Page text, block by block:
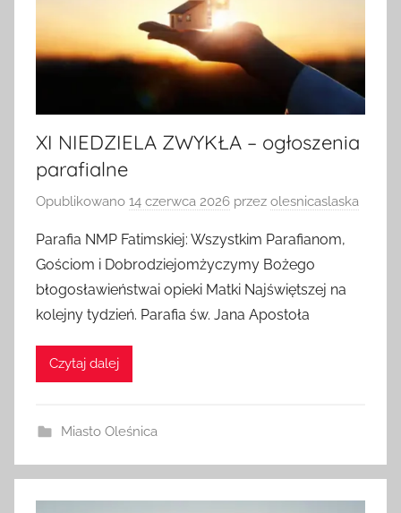
XI NIEDZIELA ZWYKŁA – ogłoszenia
parafialne
Opublikowano 14 czerwca 2026 przez olesnicaslaska
Parafia NMP Fatimskiej: Wszystkim Parafianom,
Gościom i Dobrodziejomżyczymy Bożego
błogosławieństwai opieki Matki Najświętszej na
kolejny tydzień. Parafia św. Jana Apostoła
Czytaj dalej
Miasto Oleśnica